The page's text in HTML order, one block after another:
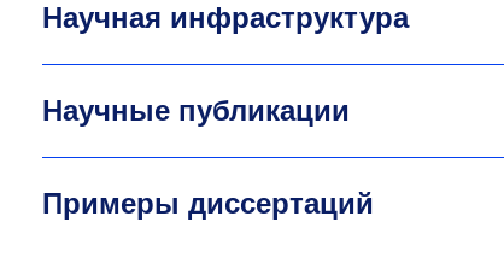
Научная инфраструктура
Научные публикации
Примеры диссертаций